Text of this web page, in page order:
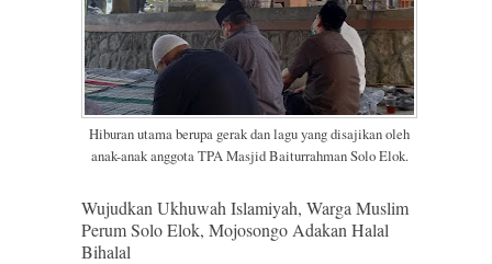
Hiburan utama berupa gerak dan lagu yang disajikan oleh
anak-anak anggota TPA Masjid Baiturrahman Solo Elok.
Wujudkan Ukhuwah Islamiyah, Warga Muslim
Perum Solo Elok, Mojosongo Adakan Halal
Bihalal